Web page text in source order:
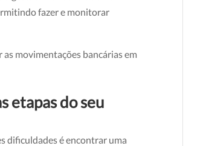
fazer e monitorar
movimentações bancárias em
etapas do seu
dificuldades é encontrar uma